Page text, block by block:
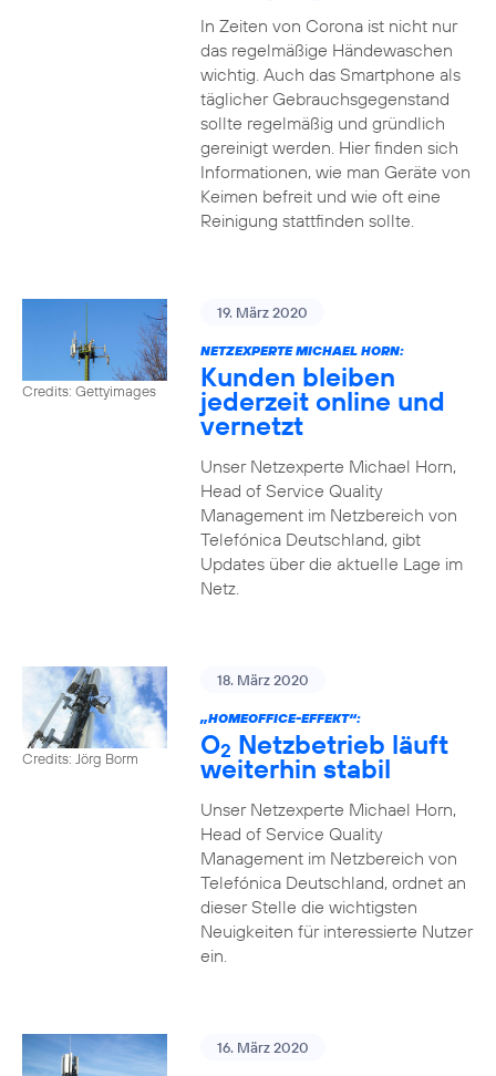
In Zeiten von Corona ist nicht nur
das regelmäßige Händewaschen
wichtig. Auch das Smartphone als
täglicher Gebrauchsgegenstand
sollte regelmäßig und gründlich
gereinigt werden. Hier finden sich
Informationen, wie man Geräte von
Keimen befreit und wie oft eine
Reinigung stattfinden sollte.
Credits: Gettyimages
19. März 2020
NETZEXPERTE MICHAEL HORN:
Kunden bleiben
jederzeit online und
vernetzt
Unser Netzexperte Michael Horn,
Head of Service Quality
Management im Netzbereich von
Telefónica Deutschland, gibt
Updates über die aktuelle Lage im
Netz.
Credits: Jörg Borm
18. März 2020
„HOMEOFFICE-EFFEKT“:
O2 Netzbetrieb läuft
weiterhin stabil
Unser Netzexperte Michael Horn,
Head of Service Quality
Management im Netzbereich von
Telefónica Deutschland, ordnet an
dieser Stelle die wichtigsten
Neuigkeiten für interessierte Nutzer
ein.
16. März 2020